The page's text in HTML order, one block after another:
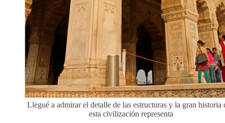
Llegué a admirar el detalle de las estructuras y la gran historia
esta civilización representa